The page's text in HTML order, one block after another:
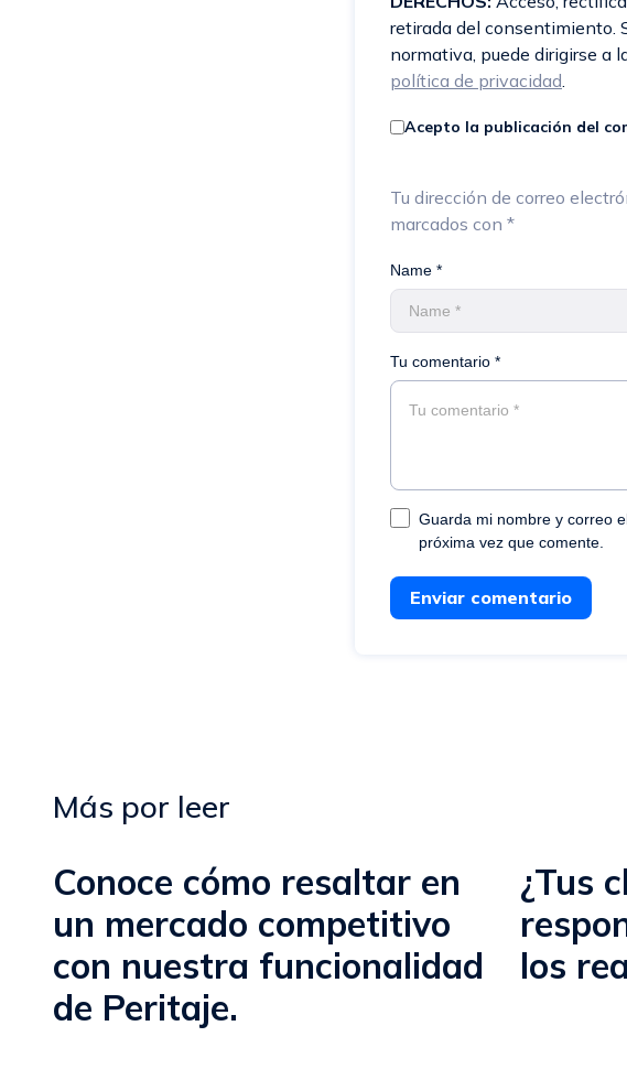
Tu dirección de correo
marcados con *
Tu comentario *
Name *
Guarda mi nombre y correo
próxima vez que comente.
retirada del consentimiento.
normativa, puede dirigirse a
política de privacidad.
Acepto la publicación del
Enviar comentario
Más por leer
Conoce cómo resaltar en
un mercado competitivo
con nuestra funcionalidad
de Peritaje.
¿Tus
los